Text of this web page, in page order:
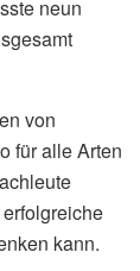
neun
von
für alle Arten
kann.